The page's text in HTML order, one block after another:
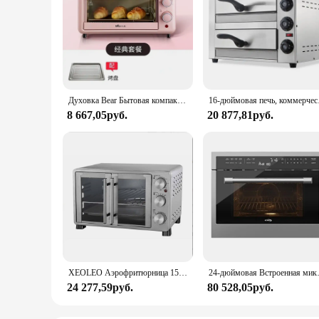
Духовка Bear Бытовая компактная двухслойная, многофункциональный автоматический тостер для выпечки, сушилка для фруктов, в
8 667,05руб.
16-дюймовая
20 877,81руб.
XEOLEO Аэрофритюрница 1500 Вт Двухдверная электрическая печь для пиццы Однослойная кухонная микроволновая печь из нержавеющей стали
24 277,59руб.
24-дюймовая
80 528,05руб.